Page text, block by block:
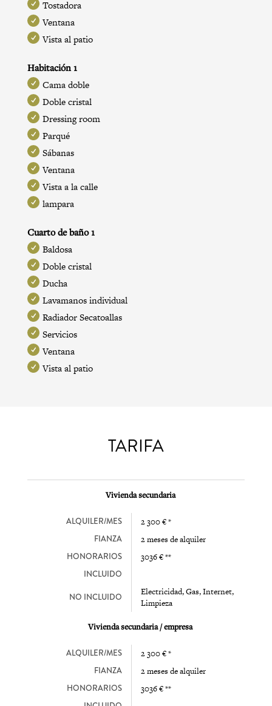
Tostadora
Ventana
Vista al patio
Habitación 1
Cama doble
Doble cristal
Dressing room
Parqué
Sábanas
Ventana
Vista a la calle
lampara
Cuarto de baño 1
Baldosa
Doble cristal
Ducha
Lavamanos individual
Radiador Secatoallas
Servicios
Ventana
Vista al patio
TARIFA
Vivienda secundaria
ALQUILER/MES 2 300 € *
FIANZA 2 meses de alquiler
HONORARIOS 3036 € **
INCLUIDO
NO INCLUIDO
Electricidad, Gas, Internet,
Limpieza
Vivienda secundaria / empresa
ALQUILER/MES 2 300 € *
FIANZA 2 meses de alquiler
HONORARIOS 3036 € **